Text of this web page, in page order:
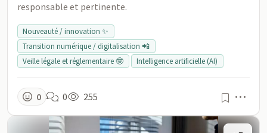
responsable et pertinente.
Nouveauté / innovation ✨
Transition numérique / digitalisation 📲
Veille légale et réglementaire 🤓
Intelligence artificielle (AI)
0 0 255